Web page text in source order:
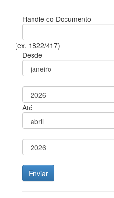
Handle do Documento
(ex. 1822/417)
Desde
Até